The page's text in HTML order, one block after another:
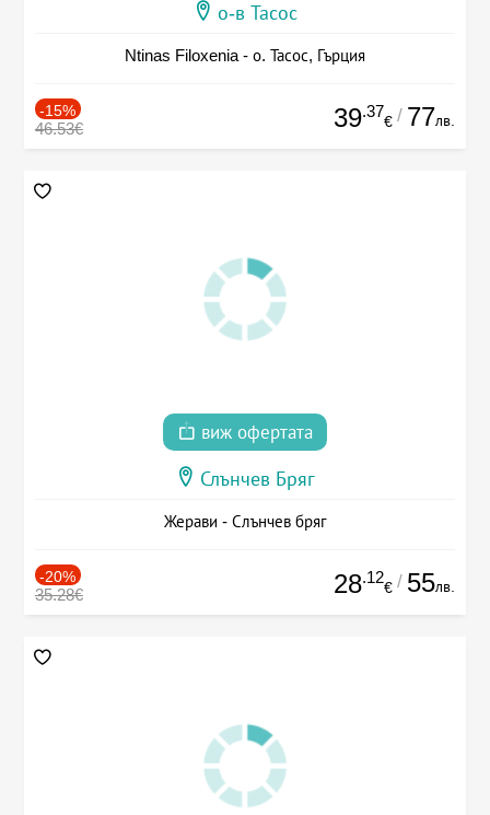
о-в Тасос
Ntinas Filoxenia - о. Тасос, Гърция
-15%
46.53€ 39.37
€ / 77лв.
виж офертата
Слънчев Бряг
Жерави - Слънчев бряг
-20%
35.28€ 28.12
€ / 55лв.